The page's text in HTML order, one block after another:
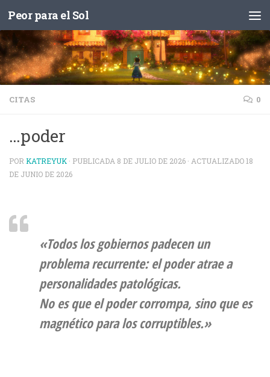
Saltar al contenido
Peor para el Sol
CITAS 0
…poder
POR KATREYUK · PUBLICADA 8 DE JULIO DE 2026 · ACTUALIZADO18
DE JUNIO DE 2026
«Todos los gobiernos padecen un
problema recurrente: el poder atrae a
personalidades patológicas.
No es que el poder corrompa, sino que es
magnético para los corruptibles.»